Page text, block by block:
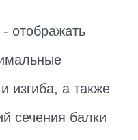
- отображать
изгиба, а также
сечения балки